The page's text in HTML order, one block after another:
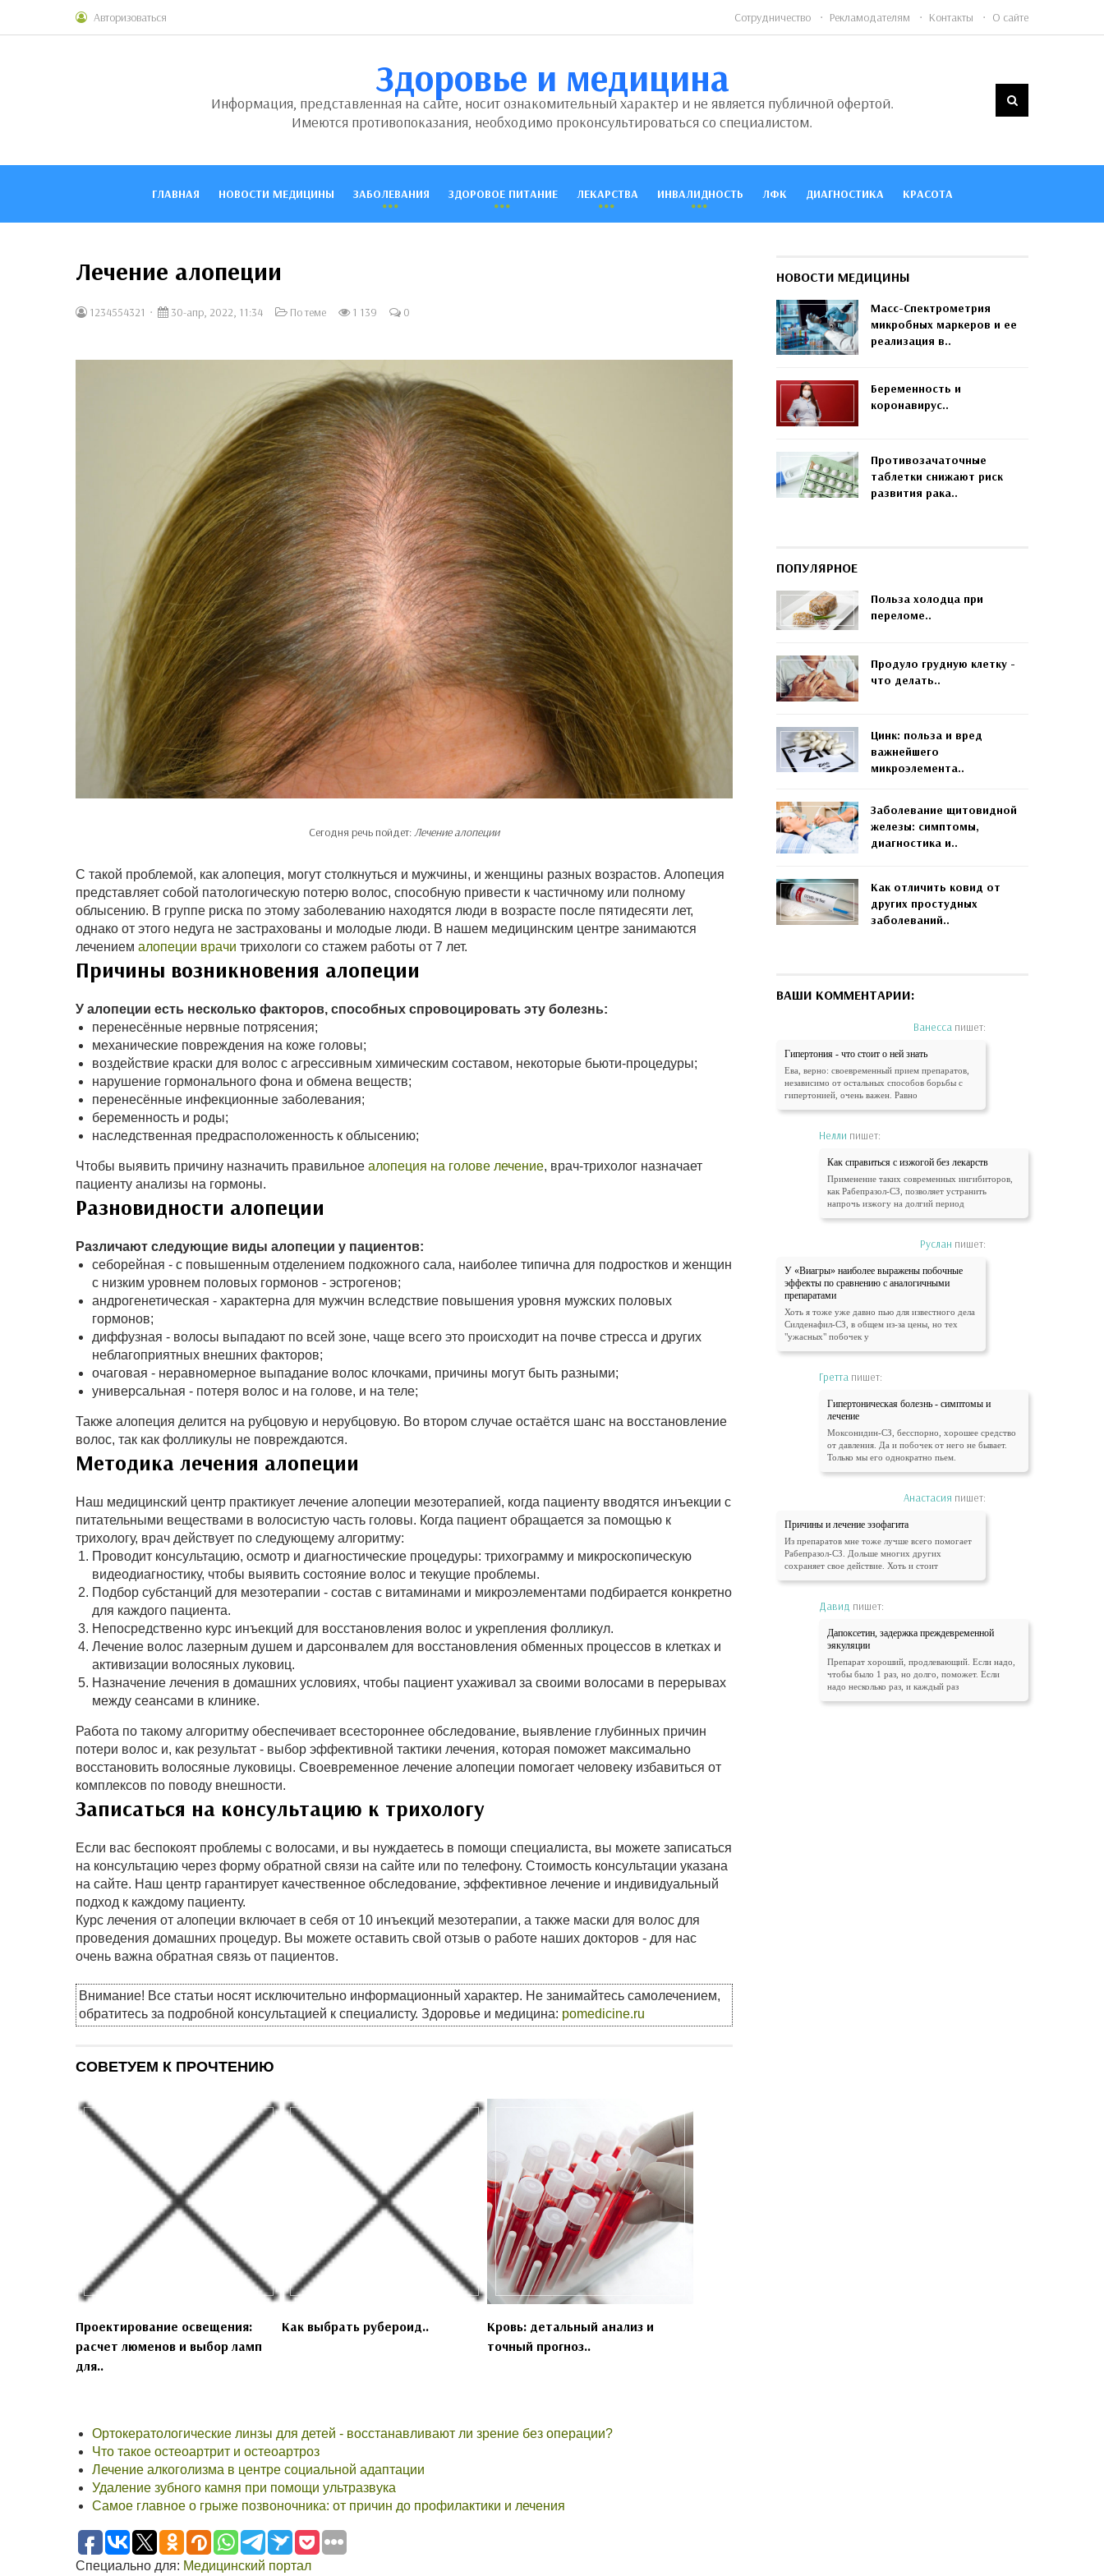
Авторизоваться Сотрудничество Рекламодателям Контакты О сайте
Здоровье и медицина
Информация, представленная на сайте, носит ознакомительный характер и не является публичной офертой.
Имеются противопоказания, необходимо проконсультироваться со специалистом.
ГЛАВНАЯ НОВОСТИ МЕДИЦИНЫ ЗАБОЛЕВАНИЯ ЗДОРОВОЕ ПИТАНИЕ ЛЕКАРСТВА ИНВАЛИДНОСТЬ ЛФК ДИАГНОСТИКА КРАСОТА
Лечение алопеции
1234554321 30-апр, 2022, 11:34 По теме 1 139 0
Сегодня речь пойдет: Лечение алопеции
С такой проблемой, как алопеция, могут столкнуться и мужчины, и женщины разных возрастов. Алопеция
представляет собой патологическую потерю волос, способную привести к частичному или полному
облысению. В группе риска по этому заболеванию находятся люди в возрасте после пятидесяти лет,
однако от этого недуга не застрахованы и молодые люди. В нашем медицинским центре занимаются
лечением алопеции врачи трихологи со стажем работы от 7 лет.
Причины возникновения алопеции
У алопеции есть несколько факторов, способных спровоцировать эту болезнь:
перенесённые нервные потрясения;
механические повреждения на коже головы;
воздействие краски для волос с агрессивным химическим составом, некоторые бьюти-процедуры;
нарушение гормонального фона и обмена веществ;
перенесённые инфекционные заболевания;
беременность и роды;
наследственная предрасположенность к облысению;
Чтобы выявить причину назначить правильное алопеция на голове лечение, врач-трихолог назначает
пациенту анализы на гормоны.
Разновидности алопеции
Различают следующие виды алопеции у пациентов:
себорейная - с повышенным отделением подкожного сала, наиболее типична для подростков и женщин
с низким уровнем половых гормонов - эстрогенов;
андрогенетическая - характерна для мужчин вследствие повышения уровня мужских половых
гормонов;
диффузная - волосы выпадают по всей зоне, чаще всего это происходит на почве стресса и других
неблагоприятных внешних факторов;
очаговая - неравномерное выпадание волос клочками, причины могут быть разными;
универсальная - потеря волос и на голове, и на теле;
Также алопеция делится на рубцовую и нерубцовую. Во втором случае остаётся шанс на восстановление
волос, так как фолликулы не повреждаются.
Методика лечения алопеции
Наш медицинский центр практикует лечение алопеции мезотерапией, когда пациенту вводятся инъекции с
питательными веществами в волосистую часть головы. Когда пациент обращается за помощью к
трихологу, врач действует по следующему алгоритму:
Проводит консультацию, осмотр и диагностические процедуры: трихограмму и микроскопическую
видеодиагностику, чтобы выявить состояние волос и текущие проблемы.
Подбор субстанций для мезотерапии - состав с витаминами и микроэлементами подбирается конкретно
для каждого пациента.
Непосредственно курс инъекций для восстановления волос и укрепления фолликул.
Лечение волос лазерным душем и дарсонвалем для восстановления обменных процессов в клетках и
активизации волосяных луковиц.
Назначение лечения в домашних условиях, чтобы пациент ухаживал за своими волосами в перерывах
между сеансами в клинике.
Работа по такому алгоритму обеспечивает всестороннее обследование, выявление глубинных причин
потери волос и, как результат - выбор эффективной тактики лечения, которая поможет максимально
восстановить волосяные луковицы. Своевременное лечение алопеции помогает человеку избавиться от
комплексов по поводу внешности.
Записаться на консультацию к трихологу
Если вас беспокоят проблемы с волосами, и вы нуждаетесь в помощи специалиста, вы можете записаться
на консультацию через форму обратной связи на сайте или по телефону. Стоимость консультации указана
на сайте. Наш центр гарантирует качественное обследование, эффективное лечение и индивидуальный
подход к каждому пациенту.
Курс лечения от алопеции включает в себя от 10 инъекций мезотерапии, а также маски для волос для
проведения домашних процедур. Вы можете оставить свой отзыв о работе наших докторов - для нас
очень важна обратная связь от пациентов.
Внимание! Все статьи носят исключительно информационный характер. Не занимайтесь самолечением,
обратитесь за подробной консультацией к специалисту. Здоровье и медицина: pomedicine.ru
СОВЕТУЕМ К ПРОЧТЕНИЮ
Проектирование освещения:
расчет люменов и выбор ламп
для..
Как выбрать рубероид..
Кровь: детальный анализ и
точный прогноз..
Ортокератологические линзы для детей - восстанавливают ли зрение без операции?
Что такое остеоартрит и остеоартроз
Лечение алкоголизма в центре социальной адаптации
Удаление зубного камня при помощи ультразвука
Самое главное о грыже позвоночника: от причин до профилактики и лечения
Специально для: Медицинский портал
НОВОСТИ МЕДИЦИНЫ
Масс-Спектрометрия
микробных маркеров и ее
реализация в..
Беременность и
коронавирус..
Противозачаточные
таблетки снижают риск
развития рака..
ПОПУЛЯРНОЕ
Польза холодца при
переломе..
Продуло грудную клетку -
что делать..
Цинк: польза и вред
важнейшего
микроэлемента..
Заболевание щитовидной
железы: симптомы,
диагностика и..
Как отличить ковид от
других простудных
заболеваний..
ВАШИ КОММЕНТАРИИ:
Ванесса пишет:
Гипертония - что стоит о ней знать
Ева, верно: своевременный прием препаратов,
независимо от остальных способов борьбы с
гипертонией, очень важен. Равно
Нелли пишет:
Как справиться с изжогой без лекарств
Применение таких современных ингибиторов,
как Рабепразол-СЗ, позволяет устранить
напрочь изжогу на долгий период
Руслан пишет:
У «Виагры» наиболее выражены побочные
эффекты по сравнению с аналогичными
препаратами
Хоть я тоже уже давно пью для известного дела
Силденафил-СЗ, в общем из-за цены, но тех
"ужасных" побочек у
Гретта пишет:
Гипертоническая болезнь - симптомы и
лечение
Моксонидин-СЗ, бесспорно, хорошее средство
от давления. Да и побочек от него не бывает.
Только мы его однократно пьем.
Анастасия пишет:
Причины и лечение эзофагита
Из препаратов мне тоже лучше всего помогает
Рабепразол-СЗ. Дольше многих других
сохраняет свое действие. Хоть и стоит
Давид пишет:
Дапоксетин, задержка преждевременной
эякуляции
Препарат хороший, продлевающий. Если надо,
чтобы было 1 раз, но долго, поможет. Если
надо несколько раз, и каждый раз